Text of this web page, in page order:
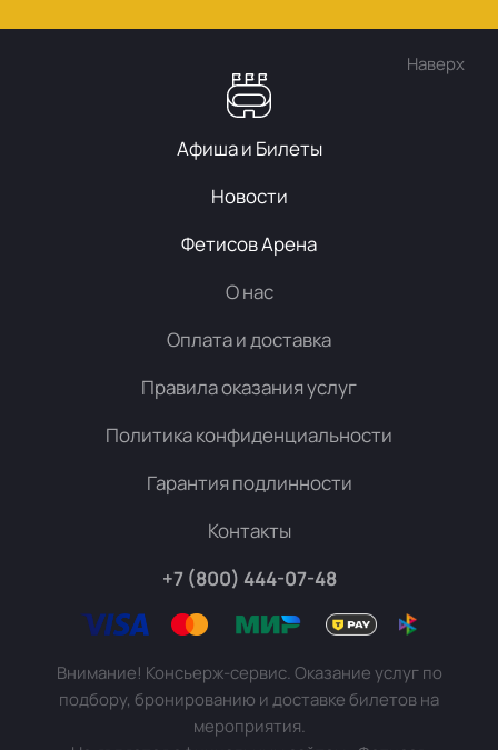
Наверх
Афиша и Билеты
Новости
Фетисов Арена
О нас
Оплата и доставка
Правила оказания услуг
Политика конфиденциальности
Гарантия подлинности
Контакты
+7 (800) 444-07-48
Внимание! Консьерж-сервис. Оказание услуг по
подбору, бронированию и доставке билетов на
мероприятия.